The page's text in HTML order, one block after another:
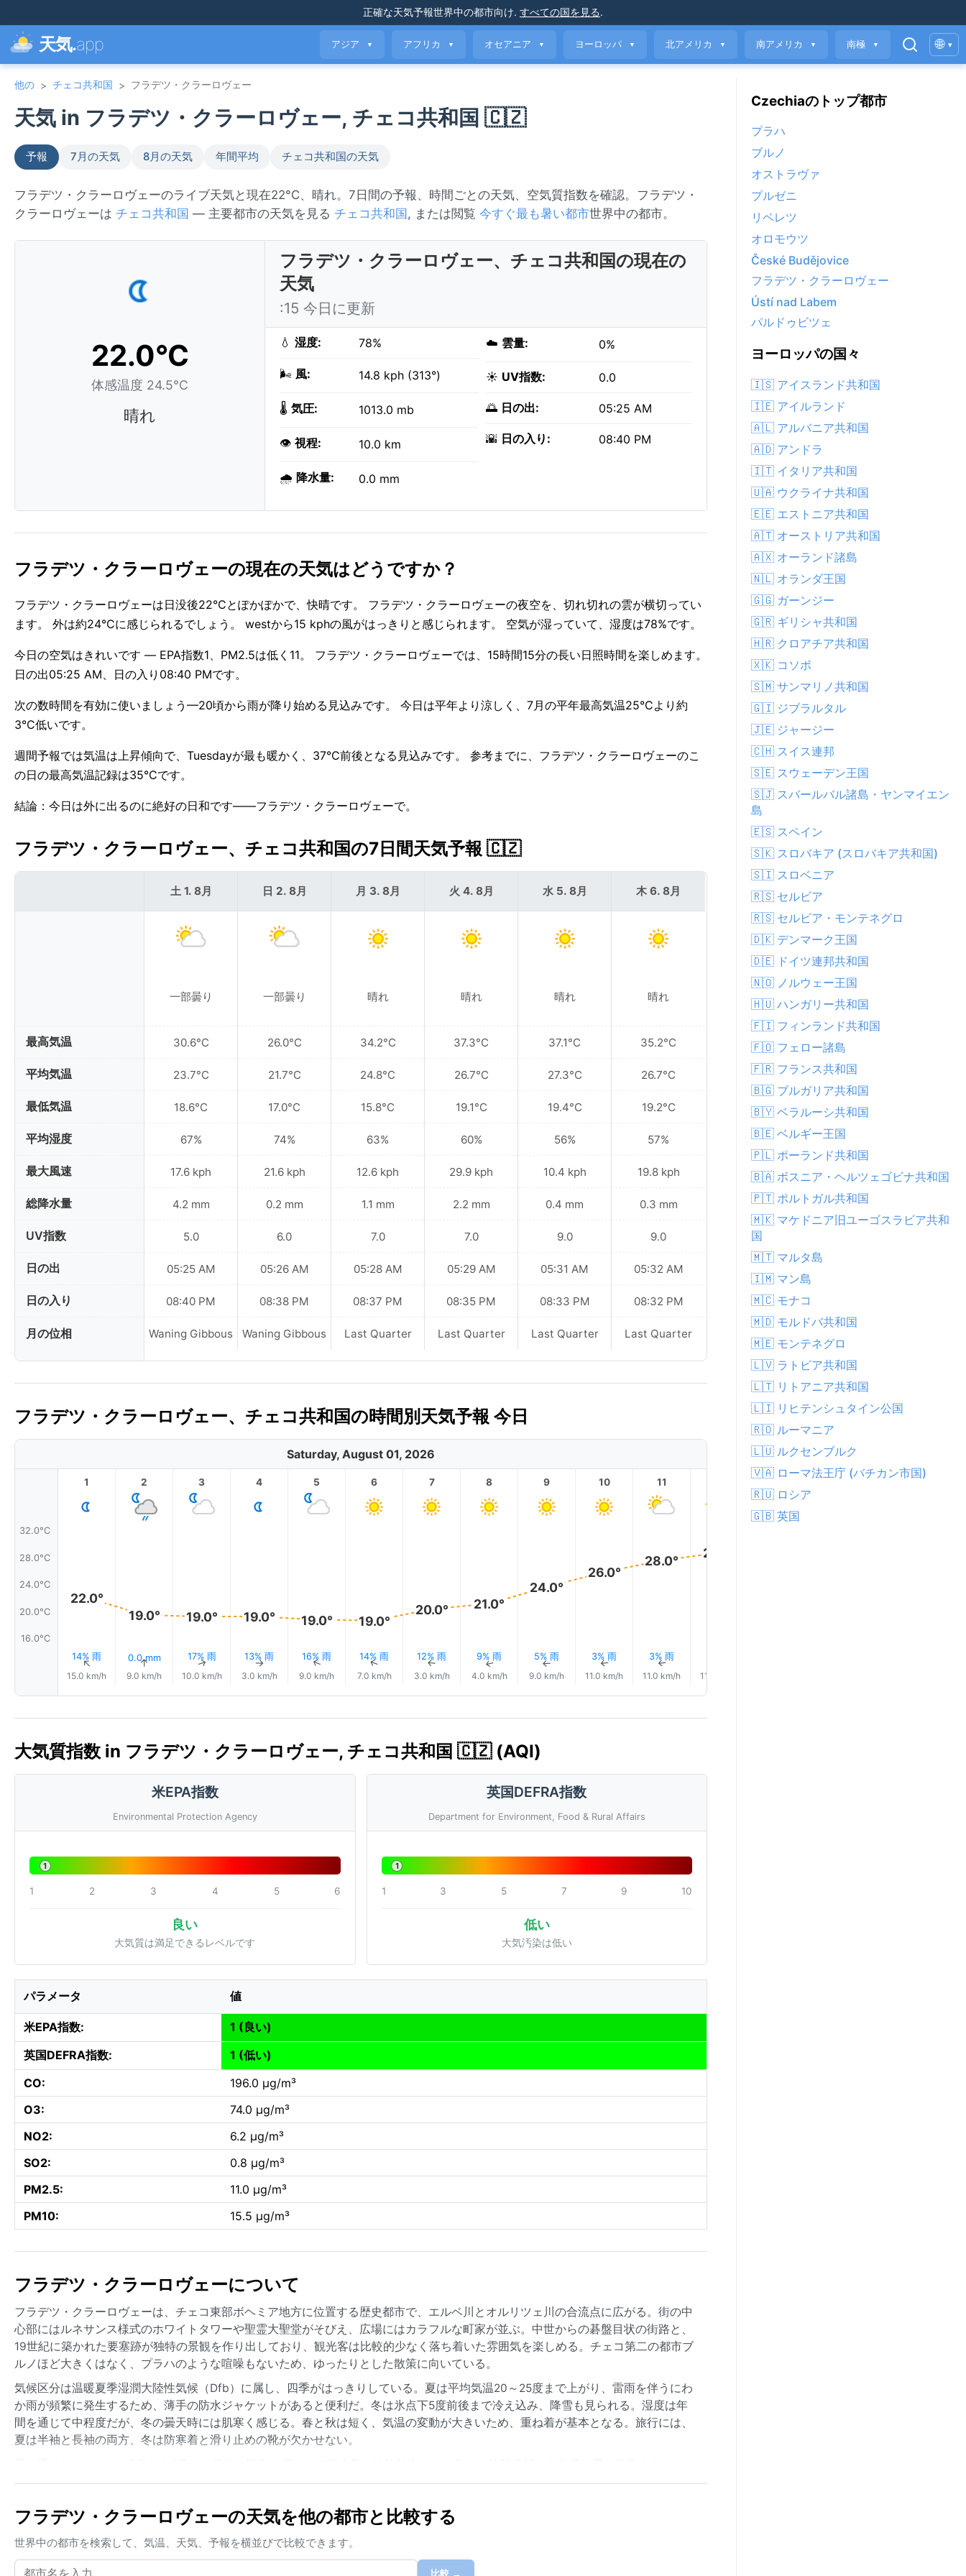
正確な天気予報世界中の都市向け. すべての国を見る.
天気.app アジア ▼ アフリカ ▼ オセアニア ▼ ヨーロッパ ▼ 北アメリカ ▼ 南アメリカ ▼ 南極 ▼ 🌐 ▾
他の > チェコ共和国 > フラデツ・クラーロヴェー
天気 in フラデツ・クラーロヴェー, チェコ共和国 🇨🇿
予報 7月の天気 8月の天気 年間平均 チェコ共和国の天気
フラデツ・クラーロヴェーのライブ天気と現在22°C、晴れ。7日間の予報、時間ごとの天気、空気質指数を確認。フラデツ・
クラーロヴェーは チェコ共和国 — 主要都市の天気を見る チェコ共和国 , または閲覧 今すぐ最も暑い都市世界中の都市。
22.0°C
体感温度 24.5°C
晴れ
フラデツ・クラーロヴェー、チェコ共和国の現在の
天気
:15 今日に更新
💧 湿度: 78%
🌬️ 風: 14.8 kph (313°)
🌡️ 気圧: 1013.0 mb
👁️ 視程: 10.0 km
🌧️ 降水量: 0.0 mm
☁️ 雲量: 0%
☀️ UV指数: 0.0
🌅 日の出: 05:25 AM
🌇 日の入り: 08:40 PM
フラデツ・クラーロヴェーの現在の天気はどうですか？
フラデツ・クラーロヴェーは日没後22°Cとぽかぽかで、快晴です。 フラデツ・クラーロヴェーの夜空を、切れ切れの雲が横切ってい
ます。 外は約24°Cに感じられるでしょう。 westから15 kphの風がはっきりと感じられます。 空気が湿っていて、湿度は78%です。
今日の空気はきれいです — EPA指数1、PM2.5は低く11。 フラデツ・クラーロヴェーでは、15時間15分の長い日照時間を楽しめます。
日の出05:25 AM、日の入り08:40 PMです。
次の数時間を有効に使いましょう—20頃から雨が降り始める見込みです。 今日は平年より涼しく、7月の平年最高気温25°Cより約
3°C低いです。
週間予報では気温は上昇傾向で、Tuesdayが最も暖かく、37°C前後となる見込みです。 参考までに、フラデツ・クラーロヴェーのこ
の日の最高気温記録は35°Cです。
結論：今日は外に出るのに絶好の日和です——フラデツ・クラーロヴェーで。
フラデツ・クラーロヴェー、チェコ共和国の7日間天気予報 🇨🇿
最高気温
平均気温
最低気温
平均湿度
最大風速
総降水量
UV指数
日の出
日の入り
月の位相
土 1. 8月
一部曇り
30.6°C
23.7°C
18.6°C
67%
17.6 kph
4.2 mm
5.0
05:25 AM
08:40 PM
Waning Gibbous
日 2. 8月
一部曇り
26.0°C
21.7°C
17.0°C
74%
21.6 kph
0.2 mm
6.0
05:26 AM
08:38 PM
Waning Gibbous
月 3. 8月
晴れ
34.2°C
24.8°C
15.8°C
63%
12.6 kph
1.1 mm
7.0
05:28 AM
08:37 PM
Last Quarter
火 4. 8月
晴れ
37.3°C
26.7°C
19.1°C
60%
29.9 kph
2.2 mm
7.0
05:29 AM
08:35 PM
Last Quarter
水 5. 8月
晴れ
37.1°C
27.3°C
19.4°C
56%
10.4 kph
0.4 mm
9.0
05:31 AM
08:33 PM
Last Quarter
木 6. 8月
晴れ
35.2°C
26.7°C
19.2°C
57%
19.8 kph
0.3 mm
9.0
05:32 AM
08:32 PM
Last Quarter
フラデツ・クラーロヴェー、チェコ共和国の時間別天気予報 今日
Saturday, August 01, 2026
32.0°C
28.0°C
24.0°C
20.0°C
16.0°C
1
22.0°
14% 雨
↑
15.0 km/h
2
19.0°
0.0 mm
↑
9.0 km/h
3
19.0°
17% 雨
↑
10.0 km/h
4
19.0°
13% 雨
↑
3.0 km/h
5
19.0°
16% 雨
↑
9.0 km/h
6
19.0°
14% 雨
↑
7.0 km/h
7
20.0°
12% 雨
↑
3.0 km/h
8
21.0°
9% 雨
↑
4.0 km/h
9
24.0°
5% 雨
↑
9.0 km/h
10
26.0°
3% 雨
↑
11.0 km/h
11
28.0°
3% 雨
↑
11.0 km/h
29.0°
11.0 km/h
13 14
大気質指数 in フラデツ・クラーロヴェー, チェコ共和国 🇨🇿 (AQI)
米EPA指数
Environmental Protection Agency
1
1 2 3 4 5 6
良い
大気質は満足できるレベルです
英国DEFRA指数
Department for Environment, Food & Rural Affairs
1
1 3 5 7 9 10
低い
大気汚染は低い
パラメータ 値
米EPA指数:
1 (良い)
英国DEFRA指数:
1 (低い)
CO:
196.0 µg/m³
O3:
74.0 µg/m³
NO2:
6.2 µg/m³
SO2:
0.8 µg/m³
PM2.5:
11.0 µg/m³
PM10:
15.5 µg/m³
フラデツ・クラーロヴェーについて
フラデツ・クラーロヴェーは、チェコ東部ボヘミア地方に位置する歴史都市で、エルベ川とオルリツェ川の合流点に広がる。街の中
心部にはルネサンス様式のホワイトタワーや聖霊大聖堂がそびえ、広場にはカラフルな町家が並ぶ。中世からの碁盤目状の街路と、
19世紀に築かれた要塞跡が独特の景観を作り出しており、観光客は比較的少なく落ち着いた雰囲気を楽しめる。チェコ第二の都市ブ
ルノほど大きくはなく、プラハのような喧噪もないため、ゆったりとした散策に向いている。
気候区分は温暖夏季湿潤大陸性気候（Dfb）に属し、四季がはっきりしている。夏は平均気温20～25度まで上がり、雷雨を伴うにわ
か雨が頻繁に発生するため、薄手の防水ジャケットがあると便利だ。冬は氷点下5度前後まで冷え込み、降雪も見られる。湿度は年
間を通じて中程度だが、冬の曇天時には肌寒く感じる。春と秋は短く、気温の変動が大きいため、重ね着が基本となる。旅行には、
夏は半袖と長袖の両方、冬は防寒着と滑り止めの靴が欠かせない。
あり、市内の交通に影響を与えることもあるが、暴風雨やハリケーンといった極端な現象はほとんどない。また、エルベ川の増水は
り、特に初夏の長い日照時間を活用した散策がおすすめである。
フラデツ・クラーロヴェーの天気を他の都市と比較する
世界中の都市を検索して、気温、天気、予報を横並びで比較できます。
比較 →
Czechiaのトップ都市
プラハ
ブルノ
オストラヴァ
プルゼニ
リベレツ
オロモウツ
České Budějovice
フラデツ・クラーロヴェー
Ústí nad Labem
パルドゥビツェ
ヨーロッパの国々
🇮🇸 アイスランド共和国
🇮🇪 アイルランド
🇦🇱 アルバニア共和国
🇦🇩 アンドラ
🇮🇹 イタリア共和国
🇺🇦 ウクライナ共和国
🇪🇪 エストニア共和国
🇦🇹 オーストリア共和国
🇦🇽 オーランド諸島
🇳🇱 オランダ王国
🇬🇬 ガーンジー
🇬🇷 ギリシャ共和国
🇭🇷 クロアチア共和国
🇽🇰 コソボ
🇸🇲 サンマリノ共和国
🇬🇮 ジブラルタル
🇯🇪 ジャージー
🇨🇭 スイス連邦
🇸🇪 スウェーデン王国
🇸🇯 スバールバル諸島・ヤンマイエン
島
🇪🇸 スペイン
🇸🇰 スロバキア (スロバキア共和国)
🇸🇮 スロベニア
🇷🇸 セルビア
🇷🇸 セルビア・モンテネグロ
🇩🇰 デンマーク王国
🇩🇪 ドイツ連邦共和国
🇳🇴 ノルウェー王国
🇭🇺 ハンガリー共和国
🇫🇮 フィンランド共和国
🇫🇴 フェロー諸島
🇫🇷 フランス共和国
🇧🇬 ブルガリア共和国
🇧🇾 ベラルーシ共和国
🇧🇪 ベルギー王国
🇵🇱 ポーランド共和国
🇧🇦 ボスニア・ヘルツェゴビナ共和国
🇵🇹 ポルトガル共和国
🇲🇰 マケドニア旧ユーゴスラビア共和
国
🇲🇹 マルタ島
🇮🇲 マン島
🇲🇨 モナコ
🇲🇩 モルドバ共和国
🇲🇪 モンテネグロ
🇱🇻 ラトビア共和国
🇱🇹 リトアニア共和国
🇱🇮 リヒテンシュタイン公国
🇷🇴 ルーマニア
🇱🇺 ルクセンブルク
🇻🇦 ローマ法王庁 (バチカン市国)
🇷🇺 ロシア
🇬🇧 英国